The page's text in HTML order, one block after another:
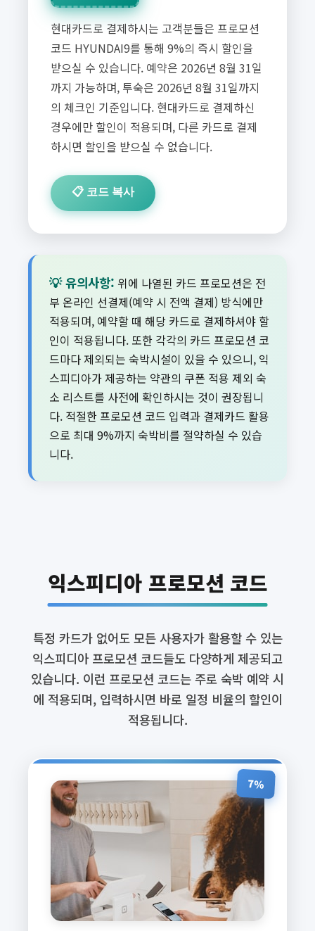
현대카드로 결제하시는 고객분들은 프로모션
코드 HYUNDAI9를 통해 9%의 즉시 할인을
받으실 수 있습니다. 예약은 2026년 8월 31일
까지 가능하며, 투숙은 2026년 8월 31일까지
의 체크인 기준입니다. 현대카드로 결제하신
경우에만 할인이 적용되며, 다른 카드로 결제
하시면 할인을 받으실 수 없습니다.
📋 코드 복사
💡 유의사항: 위에 나열된 카드 프로모션은 전
부 온라인 선결제(예약 시 전액 결제) 방식에만
적용되며, 예약할 때 해당 카드로 결제하셔야 할
인이 적용됩니다. 또한 각각의 카드 프로모션 코
드마다 제외되는 숙박시설이 있을 수 있으니, 익
스피디아가 제공하는 약관의 쿠폰 적용 제외 숙
소 리스트를 사전에 확인하시는 것이 권장됩니
다. 적절한 프로모션 코드 입력과 결제카드 활용
으로 최대 9%까지 숙박비를 절약하실 수 있습
니다.
익스피디아 프로모션 코드
특정 카드가 없어도 모든 사용자가 활용할 수 있는
익스피디아 프로모션 코드들도 다양하게 제공되고
있습니다. 이런 프로모션 코드는 주로 숙박 예약 시
에 적용되며, 입력하시면 바로 일정 비율의 할인이
적용됩니다.
7%